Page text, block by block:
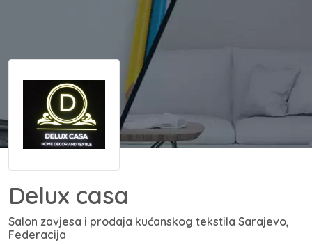
Delux casa
Salon zavjesa i prodaja kućanskog tekstila Sarajevo,
Federacija